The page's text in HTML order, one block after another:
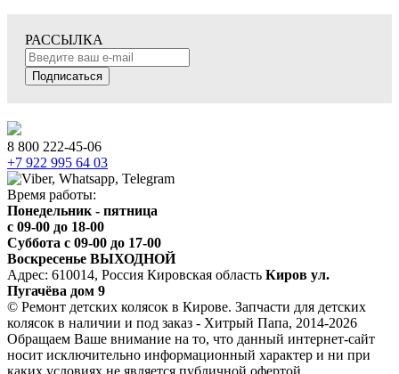
РАССЫЛКА
Подписаться
8 800 222-45-06
+7 922 995 64 03
Время работы:
Понедельник - пятница
c 09-00 до 18-00
Суббота с 09-00 до 17-00
Воскресенье ВЫХОДНОЙ
Адрес: 610014, Россия Кировская область Киров ул.
Пугачёва дом 9
© Ремонт детских колясок в Кирове. Запчасти для детских
колясок в наличии и под заказ - Хитрый Папа, 2014-2026
Обращаем Ваше внимание на то, что данный интернет-сайт
носит исключительно информационный характер и ни при
каких условиях не является публичной офертой,